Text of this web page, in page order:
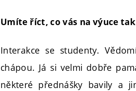
Umíte říct, co vás na výuce
Interakce se studenty.
chápou. Já si velmi dobře
některé přednášky bavily a